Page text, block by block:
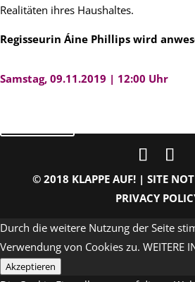
Realitäten ihres Haushaltes.
Regisseurin Áine Phillips wird
Samstag, 09.11.2019 | 12:00 Uhr
© 2018 KLAPPE AUF! | SITE
PRIVACY
Durch die weitere Nutzung der Seite
Verwendung von Cookies zu. WEITERE
Akzeptieren